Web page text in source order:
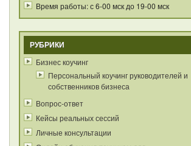
Время работы: с 6-00 мск до 19-00 мск
РУБРИКИ
Бизнес коучинг
Персональный коучинг руководителей и
собственников бизнеса
Вопрос-ответ
Кейсы реальных сессий
Личные консультации